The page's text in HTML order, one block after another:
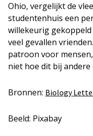
Ohio, vergelijkt de
studentenhuis een
willekeurig
veel gevallen
patroon voor
niet hoe dit bij andere
Bronnen: Biology
Beeld: Pixabay